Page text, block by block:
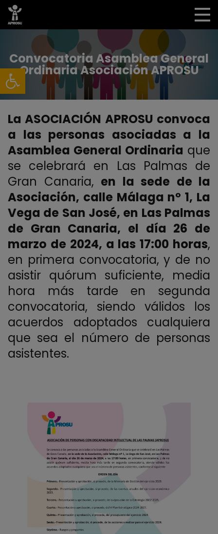
Abrir barra de herramientas
Convocatoria Asamblea General
Ordinaria Asociación APROSU
La ASOCIACIÓN APROSU convoca
a las personas asociadas a la
Asamblea General Ordinaria que
se celebrará en Las Palmas de
Gran Canaria, en la sede de la
Asociación, calle Málaga nº 1, La
Vega de San José, en Las Palmas
de Gran Canaria, el día 26 de
marzo de 2024, a las 17:00 horas,
en primera convocatoria, y de no
asistir quórum suficiente, media
hora más tarde en segunda
convocatoria, siendo válidos los
acuerdos adoptados cualquiera
que sea el número de personas
asistentes.